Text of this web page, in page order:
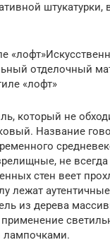
штукатурки,
отделочный
«лофт»
который не
Название
не
стен веет
лежат
из дерева
применение